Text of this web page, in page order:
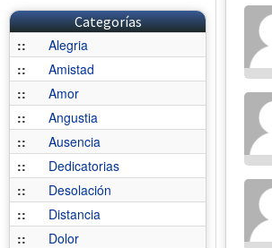
Categorías
::
Alegria
::
Amistad
::
Amor
::
Angustia
::
Ausencia
::
Dedicatorias
::
Desolación
::
Distancia
::
Dolor